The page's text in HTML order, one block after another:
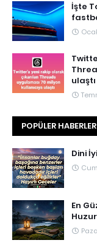
İşte
ulaştı
POPÜLER
Dini
En